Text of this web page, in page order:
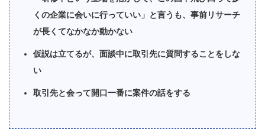
くの企業に会いに行っていい」と言うも、事前リサーチ
が長くてなかなか動かない
仮説は立てるが、面談中に取引先に質問することをしな
い
取引先と会って開口一番に案件の話をする